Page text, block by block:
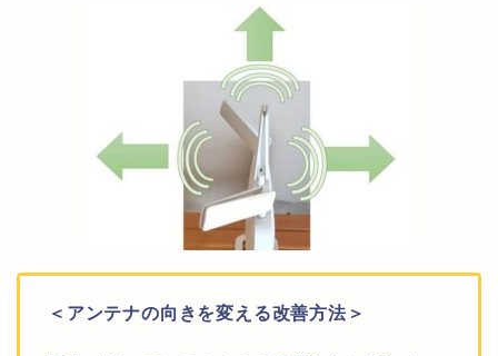
＜アンテナの向きを変える改善方法＞